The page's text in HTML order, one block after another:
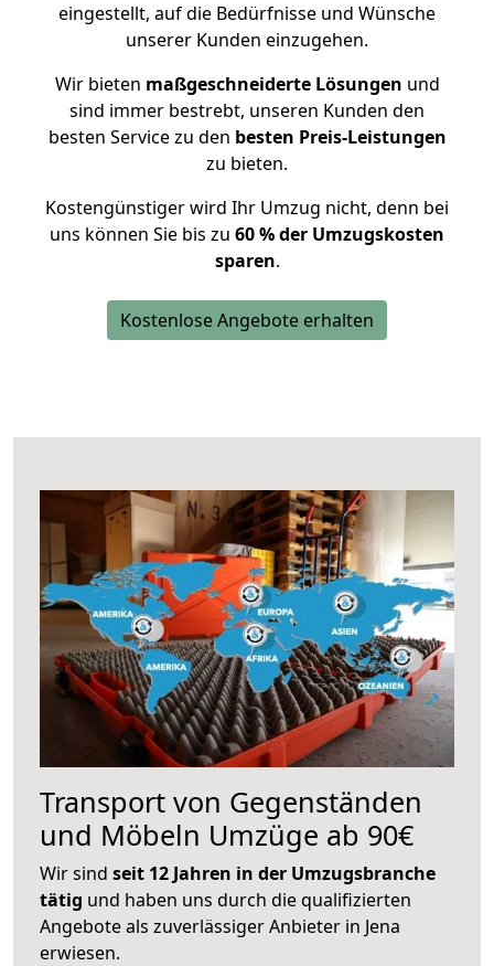
eingestellt, auf die Bedürfnisse und Wünsche
unserer Kunden einzugehen.
Wir bieten maßgeschneiderte Lösungen und
sind immer bestrebt, unseren Kunden den
besten Service zu den besten Preis-Leistungen
zu bieten.
Kostengünstiger wird Ihr Umzug nicht, denn bei
uns können Sie bis zu 60 % der Umzugskosten
sparen.
Kostenlose Angebote erhalten
Transport von Gegenständen
und Möbeln Umzüge ab 90€
Wir sind seit 12 Jahren in der Umzugsbranche
tätig und haben uns durch die qualifizierten
Angebote als zuverlässiger Anbieter in Jena
erwiesen.